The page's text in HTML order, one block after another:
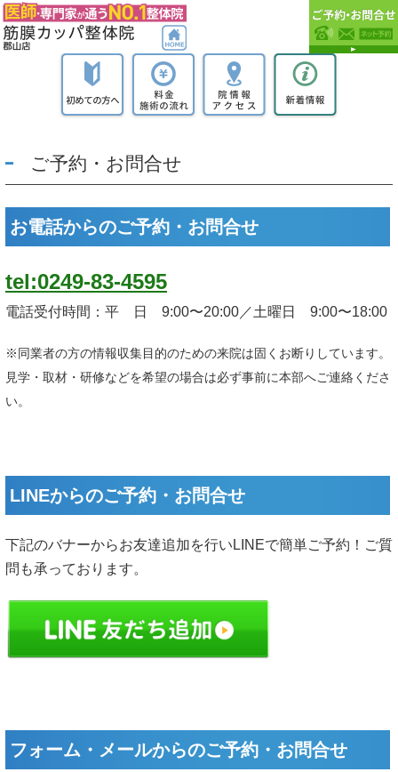
ご予約・お問合せ
お電話からのご予約・お問合せ
tel:0249-83-4595
電話受付時間：平 日 9:00〜20:00／土曜日 9:00〜18:00
※同業者の方の情報収集目的のための来院は固くお断りしています。
見学・取材・研修などを希望の場合は必ず事前に本部へご連絡くださ
い。
LINEからのご予約・お問合せ
下記のバナーからお友達追加を行いLINEで簡単ご予約！ご質
問も承っております。
フォーム・メールからのご予約・お問合せ